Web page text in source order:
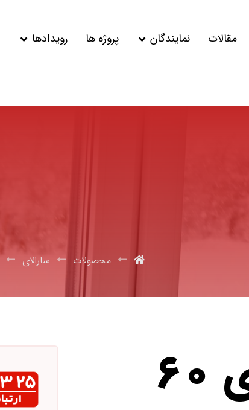
مقالات نمایندگان پروژه ها
رویدادها
محصولات سارالای